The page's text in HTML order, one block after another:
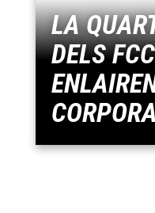
LA
DELS